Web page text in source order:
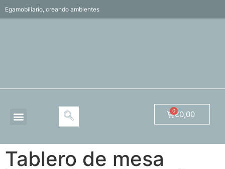
Egamobiliario, creando ambientes
€0,00
Tablero de mesa